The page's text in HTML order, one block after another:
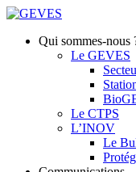
Qui sommes-nous
Le GEVES
Le CTPS
L’INOV
Le